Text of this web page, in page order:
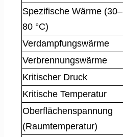
Spezifische Wärme (30–
80 °C)
Verdampfungswärme
Verbrennungswärme
Kritischer Druck
Kritische Temperatur
Oberflächenspannung
(Raumtemperatur)